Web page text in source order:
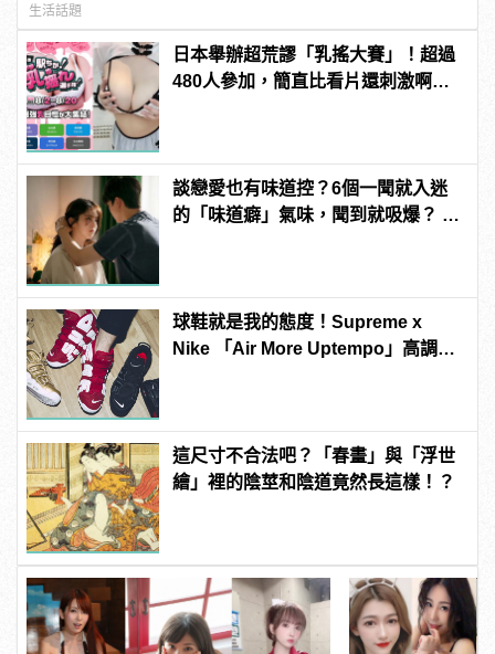
生活話題
日本舉辦超荒謬「乳搖大賽」！超過
480人參加，簡直比看片還刺激啊！ |
談戀愛也有味道控？6個一聞就入迷
的「味道癖」氣味，聞到就吸爆？ |
球鞋就是我的態度！Supreme x
Nike 「Air More Uptempo」高調紅
這尺寸不合法吧？「春畫」與「浮世
繪」裡的陰莖和陰道竟然長這樣！？